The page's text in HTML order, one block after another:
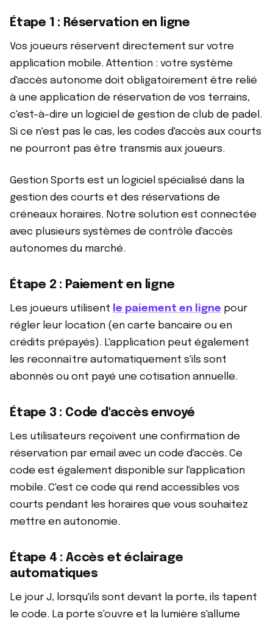
Étape 1 : Réservation en ligne
Vos joueurs réservent directement sur votre
application mobile. Attention : votre système
d'accès autonome doit obligatoirement être relié
à une application de réservation de vos terrains,
c'est-à-dire un logiciel de gestion de club de padel.
Si ce n'est pas le cas, les codes d'accès aux courts
ne pourront pas être transmis aux joueurs.
Gestion Sports est un logiciel spécialisé dans la
gestion des courts et des réservations de
créneaux horaires. Notre solution est connectée
avec plusieurs systèmes de contrôle d'accès
autonomes du marché.
Étape 2 : Paiement en ligne
Les joueurs utilisent le paiement en ligne pour
régler leur location (en carte bancaire ou en
crédits prépayés). L'application peut également
les reconnaître automatiquement s'ils sont
abonnés ou ont payé une cotisation annuelle.
Étape 3 : Code d'accès envoyé
Les utilisateurs reçoivent une confirmation de
réservation par email avec un code d'accès. Ce
code est également disponible sur l'application
mobile. C'est ce code qui rend accessibles vos
courts pendant les horaires que vous souhaitez
mettre en autonomie.
Étape 4 : Accès et éclairage
automatiques
Le jour J, lorsqu'ils sont devant la porte, ils tapent
le code. La porte s'ouvre et la lumière s'allume